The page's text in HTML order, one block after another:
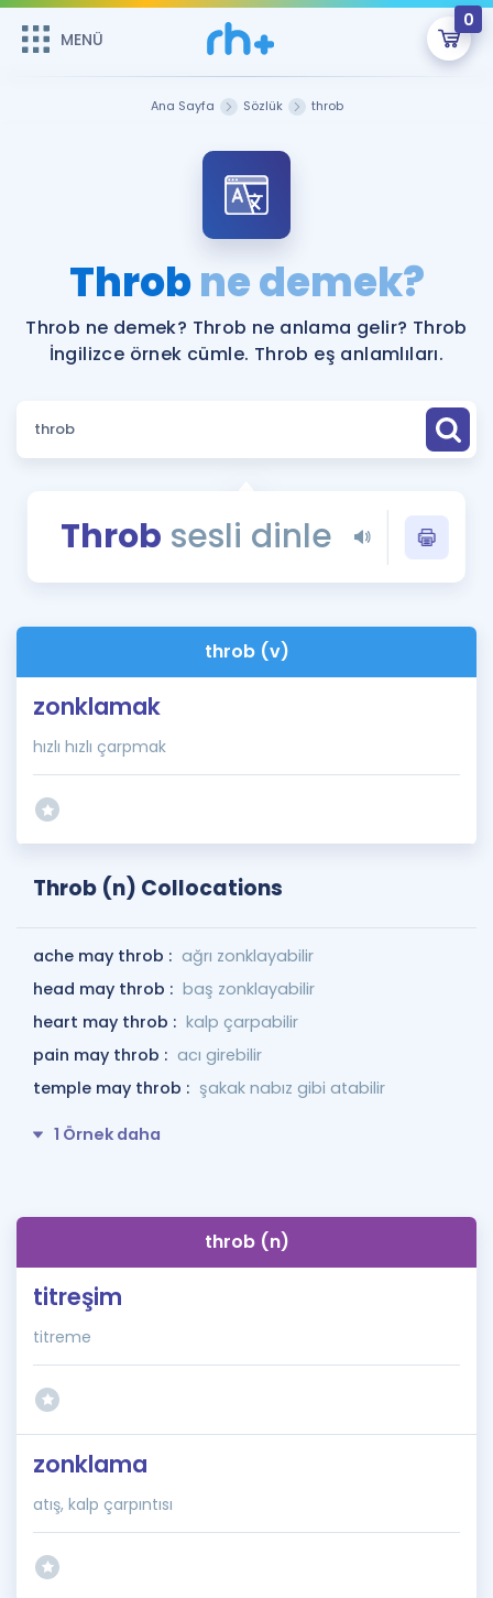
MENÜ
0
ÜYE DEĞİLİM
Sepetin Şu An Boş.
Remzi Hoca ile seni sınava hazırlayacak onlarca eğitim seni
bekliyor!
MENÜ
Faydalı Araçlar
Sözlük
Blog
İngilizce Gramer
Ana Sayfa Sözlük throb
Throbne demek?
Throb ne demek? Throb ne anlama gelir? Throb
İngilizce örnek cümle. Throb eş anlamlıları.
Throb sesli dinle
throb (v)
zonklamak
hızlı hızlı çarpmak
Throb (n) Collocations
ache may throb : ağrı zonklayabilir
head may throb : baş zonklayabilir
heart may throb : kalp çarpabilir
pain may throb : acı girebilir
temple may throb : şakak nabız gibi atabilir
1 Örnek daha
throb (n)
titreşim
titreme
zonklama
atış, kalp çarpıntısı